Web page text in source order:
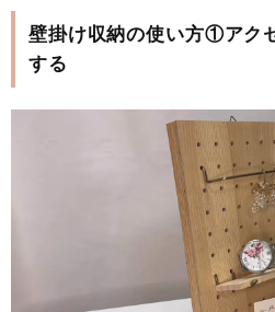
壁掛け収納の使い方①アク
する